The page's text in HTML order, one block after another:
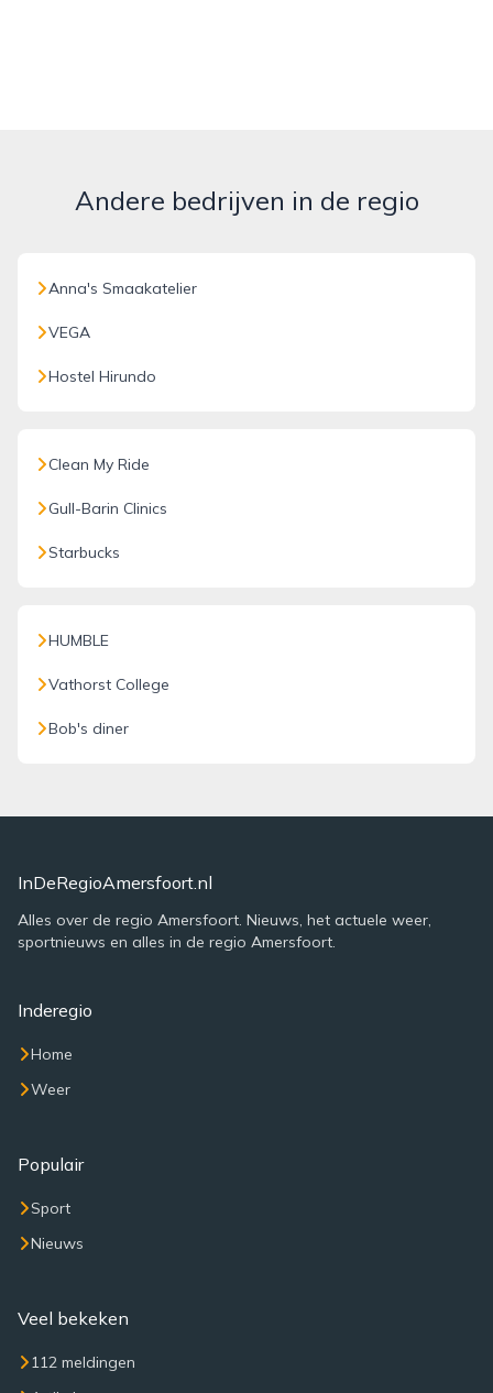
Andere bedrijven in de regio
Anna's Smaakatelier
VEGA
Hostel Hirundo
Clean My Ride
Gull-Barin Clinics
Starbucks
HUMBLE
Vathorst College
Bob's diner
InDeRegioAmersfoort.nl
Alles over de regio Amersfoort. Nieuws, het actuele weer,
sportnieuws en alles in de regio Amersfoort.
Inderegio
Home
Weer
Populair
Sport
Nieuws
Veel bekeken
112 meldingen